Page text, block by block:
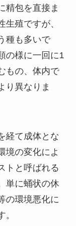
精包を直接ま
殖ですが、
種も多いで
の様に一回に1
もの、体内で
り異なりま
経て成体とな
境の変化によ
トと呼ばれる
単に蛹状の休
の環境悪化に